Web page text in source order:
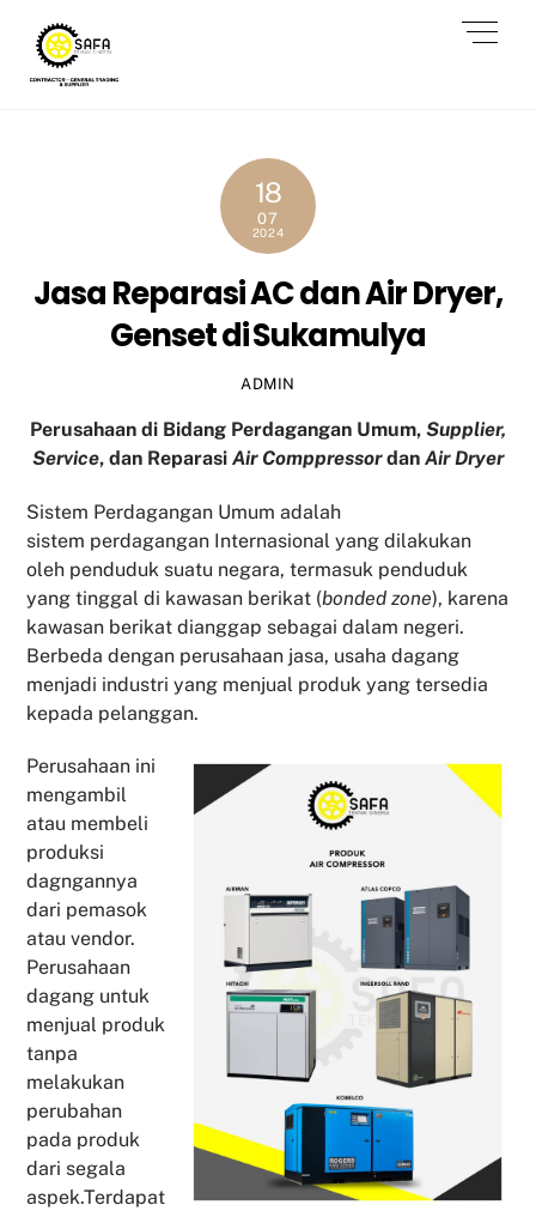
content
18
07
2024
Jasa Reparasi AC dan Air Dryer,
Genset di Sukamulya
ADMIN
Perusahaan di Bidang Perdagangan Umum, Supplier,
Service, dan Reparasi Air Comppressordan Air Dryer
Sistem Perdagangan Umum adalah
sistem perdagangan Internasional yang dilakukan
oleh penduduk suatu negara, termasuk penduduk
yang tinggal di kawasan berikat (bonded zone), karena
kawasan berikat dianggap sebagai dalam negeri.
Berbeda dengan perusahaan jasa, usaha dagang
menjadi industri yang menjual produk yang tersedia
kepada pelanggan.
Perusahaan ini
mengambil
atau membeli
produksi
dagngannya
dari pemasok
atau vendor.
Perusahaan
dagang untuk
menjual produk
tanpa
melakukan
perubahan
pada produk
dari segala
aspek.Terdapat